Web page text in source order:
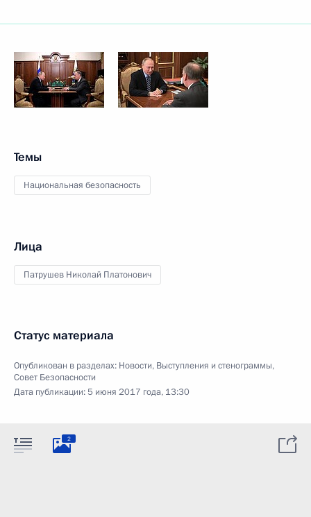
Темы
Национальная безопасность
Лица
Патрушев Николай Платонович
Статус материала
Опубликован в разделах: Новости, Выступления и стенограммы,
Совет Безопасности
Дата публикации:5 июня 2017 года, 13:30
2